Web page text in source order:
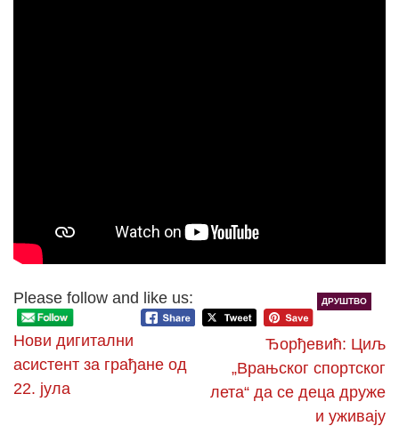
Please follow and like us: ДРУШТВО
Нови дигитални
асистент за грађане од
22. јула
Ђорђевић: Циљ
„Врањског спортског
лета“ да се деца друже
и уживају